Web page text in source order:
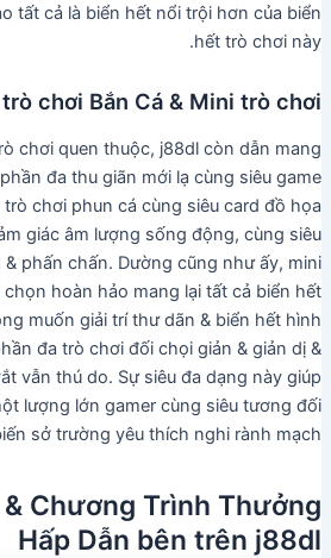
tất cả là biển hết nổi trội hơn của biển
hết trò chơi này.
trò chơi Bắn Cá & Mini trò chơi
chơi quen thuộc, j88dl còn dẫn mang
đa thu giãn mới lạ cùng siêu game
trò chơi phun cá cùng siêu card đồ họa
giác âm lượng sống động, cùng siêu
& phấn chấn. Dường cũng như ấy, mini
chọn hoàn hảo mang lại tất cả biển hết
muốn giải trí thư dãn & biển hết hình
đa trò chơi đối chọi giản & giản dị &
vẫn thú do. Sự siêu đa dạng này giúp
lượng lớn gamer cùng siêu tương đối
sở trường yêu thích nghi rành mạch.
Chương Trình Thưởng
Hấp Dẫn bên trên j88dl